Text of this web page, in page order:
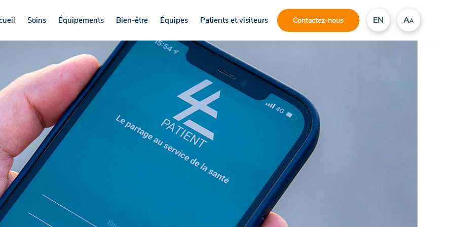
Soins Équipements Bien-être Équipes Patients et visiteurs Contactez-nous EN AA